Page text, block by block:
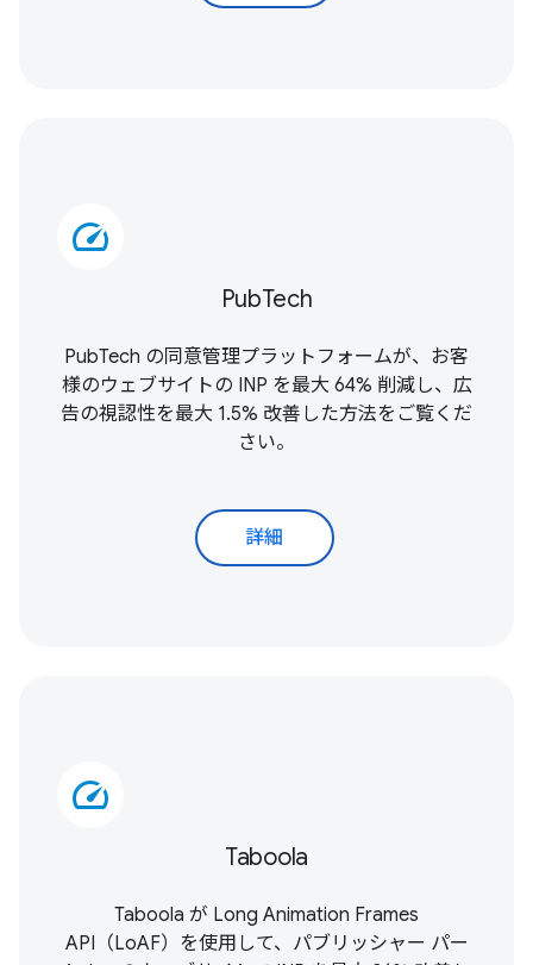
speed
PubTech
PubTech の同意管理プラットフォームが、お客
様のウェブサイトの INP を最大 64% 削減し、広
告の視認性を最大 1.5% 改善した方法をご覧くだ
さい。
詳細
speed
Taboola
Taboola が Long Animation Frames
API（LoAF） を使用して、パブリッシャー パー